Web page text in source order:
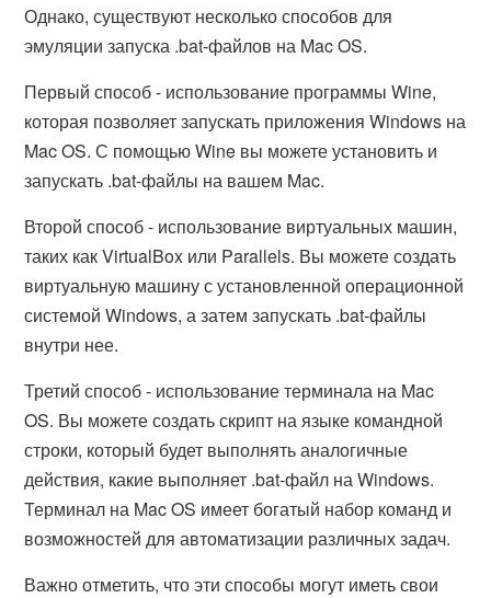
Однако, существуют несколько способов для
эмуляции запуска .bat-файлов на Mac OS.
Первый способ - использование программы Wine,
которая позволяет запускать приложения Windows на
Mac OS. С помощью Wine вы можете установить и
запускать .bat-файлы на вашем Mac.
Второй способ - использование виртуальных машин,
таких как VirtualBox или Parallels. Вы можете создать
виртуальную машину с установленной операционной
системой Windows, а затем запускать .bat-файлы
внутри нее.
Третий способ - использование терминала на Mac
OS. Вы можете создать скрипт на языке командной
строки, который будет выполнять аналогичные
действия, какие выполняет .bat-файл на Windows.
Терминал на Mac OS имеет богатый набор команд и
возможностей для автоматизации различных задач.
Важно отметить, что эти способы могут иметь свои